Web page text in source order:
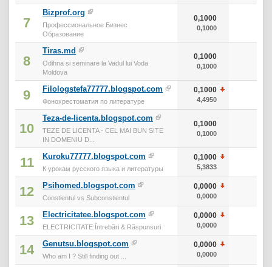
7
Bizprof.org
Профессиональное Бизнес
Образование
0,1000
0,1000
8
Tiras.md
Odihna si seminare la Vadul lui Voda
Moldova
0,1000
0,1000
9 Filologstefa77777.blogspot.com
Фонохрестоматия по литературе
0,1000
4,4950
10
Teza-de-licenta.blogspot.com
TEZE DE LICENTA - CEL MAI BUN SITE
IN DOMENIU D...
0,1000
0,1000
11 Kuroku77777.blogspot.com
К урокам русского языка и литературы
0,1000
5,3833
12 Psihomed.blogspot.com
Constientul vs Subconstientul
0,0000
0,0000
13 Electricitatee.blogspot.com
ELECTRICITATE:Întrebări & Răspunsuri
0,0000
0,0000
14 Genutsu.blogspot.com
Who am I ? Still finding out ...
0,0000
0,0000